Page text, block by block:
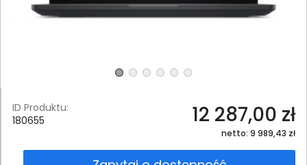
ID Produktu:
180655
12 287,00 zł
netto: 9 989,43 zł